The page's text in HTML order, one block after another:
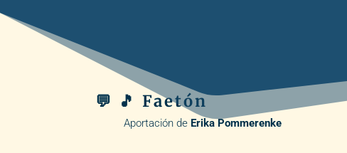
💬 🎵 Faetón
Aportación de Erika Pommerenke